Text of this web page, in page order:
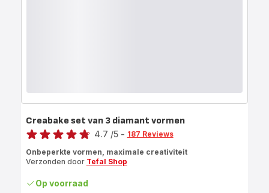
Creabake set van 3 diamant vormen
Score
4.7 /5 - 187 Reviews
Onbeperkte vormen, maximale creativiteit
Verzonden door Tefal Shop
Op voorraad